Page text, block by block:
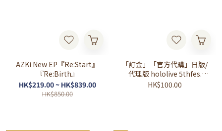
AZKi New EP『Re:Start』
『Re:Birth』
HK$219.00 ~ HK$839.00
HK$850.00
「訂金」「官方代購」日版/
代理版 hololive 5thfes.
~The Last Frontier~
HK$100.00